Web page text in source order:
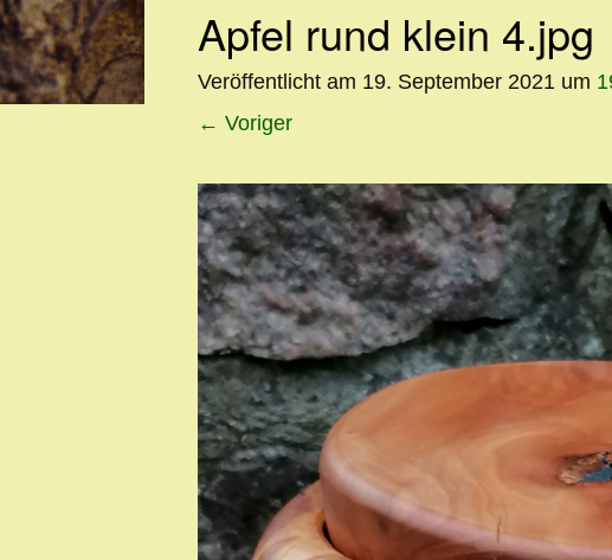
Apfel rund klein 4.jpg
Veröffentlicht am 19. September 2021 um
← Voriger